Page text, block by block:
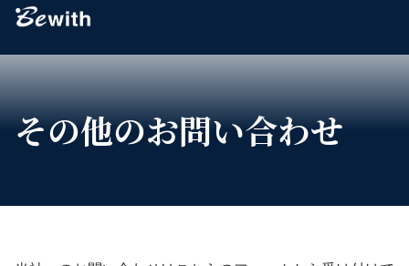
Bewith
その他のお問い合わせ